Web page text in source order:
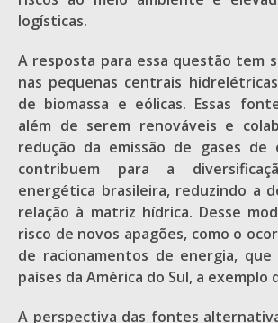
logísticas.
A resposta para essa questão tem
nas pequenas centrais hidrelétricas
de biomassa e eólicas. Essas
além de serem renováveis e
redução da emissão de gases
contribuem para a
energética brasileira, reduzindo a
relação à matriz hídrica. Desse
risco de novos apagões, como o
de racionamentos de energia,
países da América do Sul, a exemplo
A perspectiva das fontes